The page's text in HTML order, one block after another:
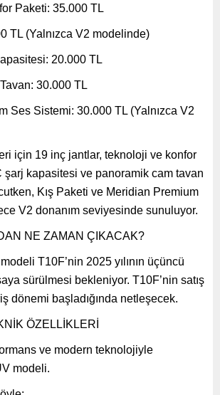
Paketi: 35.000 TL
TL (Yalnızca V2 modelinde)
20.000 TL
30.000 TL
Ses Sistemi: 30.000 TL (Yalnızca V2
için 19 inç jantlar, teknoloji ve konfor
şarj kapasitesi ve panoramik cam tavan
Kış Paketi ve Meridian Premium
V2 donanım seviyesinde sunuluyor.
NE ZAMAN ÇIKACAK?
T10F’nin 2025 yılının üçüncü
sürülmesi bekleniyor. T10F’nin satış
dönemi başladığında netleşecek.
ÖZELLİKLERİ
ve modern teknolojiyle
modeli.